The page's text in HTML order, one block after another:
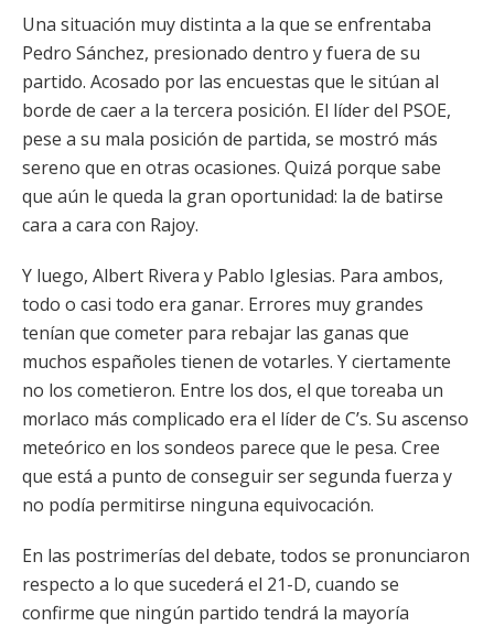
Una situación muy distinta a la que se enfrentaba
Pedro Sánchez, presionado dentro y fuera de su
partido. Acosado por las encuestas que le sitúan al
borde de caer a la tercera posición. El líder del PSOE,
pese a su mala posición de partida, se mostró más
sereno que en otras ocasiones. Quizá porque sabe
que aún le queda la gran oportunidad: la de batirse
cara a cara con Rajoy.
Y luego, Albert Rivera y Pablo Iglesias. Para ambos,
todo o casi todo era ganar. Errores muy grandes
tenían que cometer para rebajar las ganas que
muchos españoles tienen de votarles. Y ciertamente
no los cometieron. Entre los dos, el que toreaba un
morlaco más complicado era el líder de C’s. Su ascenso
meteórico en los sondeos parece que le pesa. Cree
que está a punto de conseguir ser segunda fuerza y
no podía permitirse ninguna equivocación.
En las postrimerías del debate, todos se pronunciaron
respecto a lo que sucederá el 21-D, cuando se
confirme que ningún partido tendrá la mayoría